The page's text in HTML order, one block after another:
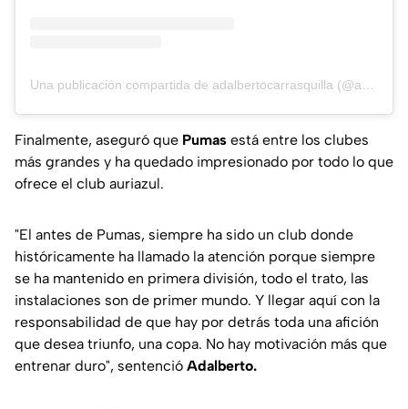
Una publicación compartida de adalbertocarrasquilla (@adalbertocarrasquilla18)
Finalmente, aseguró que Pumas está entre los clubes
más grandes y ha quedado impresionado por todo lo que
ofrece el club auriazul.
"El antes de Pumas, siempre ha sido un club donde
históricamente ha llamado la atención porque siempre
se ha mantenido en primera división, todo el trato, las
instalaciones son de primer mundo. Y llegar aquí con la
responsabilidad de que hay por detrás toda una afición
que desea triunfo, una copa. No hay motivación más que
entrenar duro", sentenció Adalberto.